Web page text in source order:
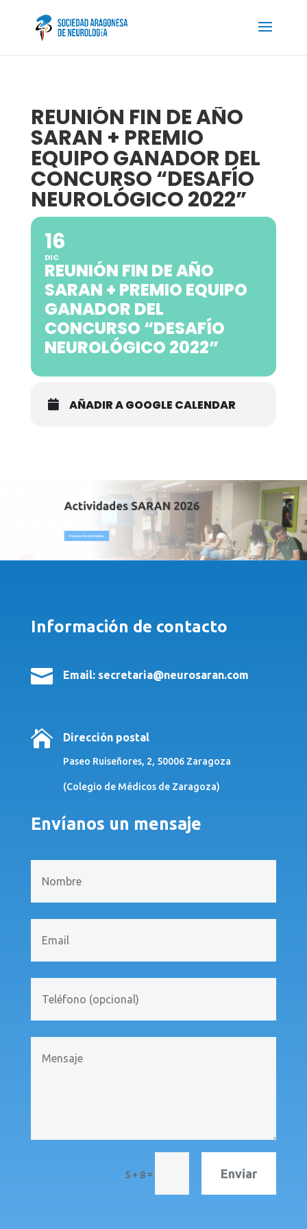
REUNIÓN FIN DE AÑO
SARAN + PREMIO
EQUIPO GANADOR DEL
CONCURSO “DESAFÍO
NEUROLÓGICO 2022”
16
DIC
REUNIÓN FIN DE AÑO
SARAN + PREMIO EQUIPO
GANADOR DEL
CONCURSO “DESAFÍO
NEUROLÓGICO 2022”
AÑADIR A GOOGLE CALENDAR
Información de contacto
 Email: secretaria@neurosaran.com
 Dirección postal
Paseo Ruiseñores, 2, 50006 Zaragoza
(Colegio de Médicos de Zaragoza)
Envíanos un mensaje
5 + 8 = Enviar